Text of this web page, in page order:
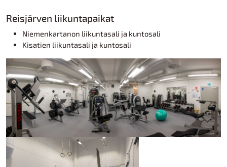
Reisjärven liikuntapaikat
Niemenkartanon liikuntasali ja kuntosali
Kisatien liikuntasali ja kuntosali